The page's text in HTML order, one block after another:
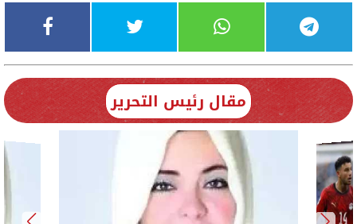
مقال رئيس التحرير